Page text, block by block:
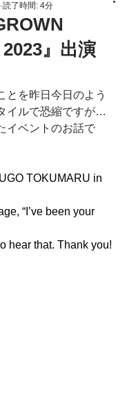
』出演
読了時間: 4分
とを昨日今日のよう
イルで恐縮ですが…
イベントのお話で
TOKUMARU in
“I’ve been your
hear that. Thank you!